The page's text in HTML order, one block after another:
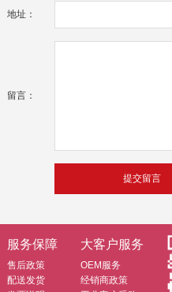
地址：
留言：
服务保障
售后政策
配送发货
大客户服务
OEM服务
经销商政策